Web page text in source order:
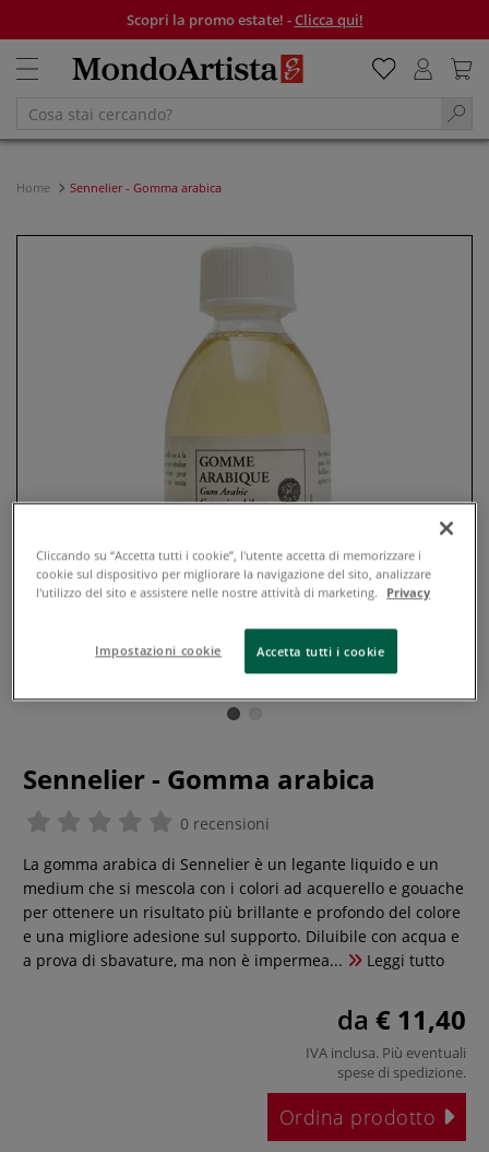
Scopri la promo estate! -Clicca qui!
Home Sennelier - Gomma arabica
Sennelier - Gomma arabica
0 recensioni
La gomma arabica di Sennelier è un legante liquido e un
medium che si mescola con i colori ad acquerello e gouache
per ottenere un risultato più brillante e profondo del colore
e una migliore adesione sul supporto. Diluibile con acqua e
a prova di sbavature, ma non è impermea...
Leggi tutto
da € 11,40
IVA inclusa. Più eventuali
spese di spedizione.
Ordina prodotto
Cliccando su “Accetta tutti i cookie”, l'utente accetta di memorizzare i
cookie sul dispositivo per migliorare la navigazione del sito, analizzare
l'utilizzo del sito e assistere nelle nostre attività di marketing.
Privacy
Impostazioni cookie Accetta tutti i cookie